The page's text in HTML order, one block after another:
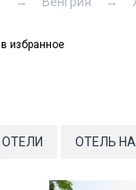
в избранное
ОТЕЛЬ